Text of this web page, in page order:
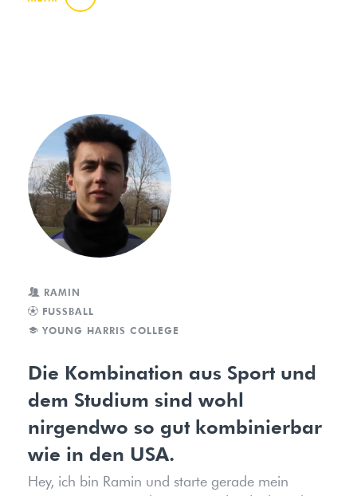
RAMIN
FUSSBALL
YOUNG HARRIS COLLEGE
Die Kombination aus Sport und
dem Studium sind wohl
nirgendwo so gut kombinierbar
wie in den USA.
Hey, ich bin Ramin und starte gerade mein